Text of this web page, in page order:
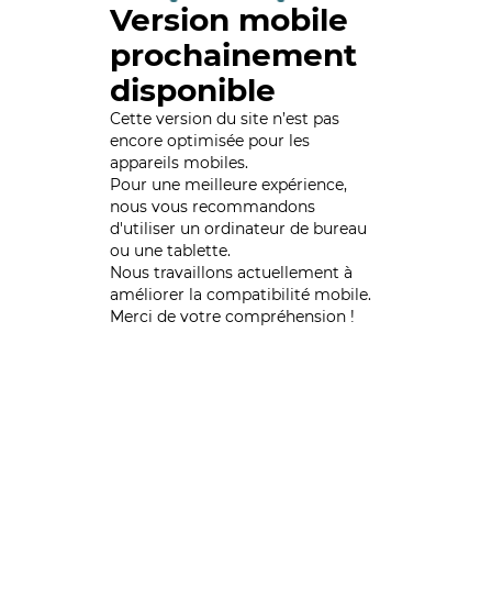
Version mobile
prochainement
disponible
Cette version du site n’est pas
encore optimisée pour les
appareils mobiles.
Pour une meilleure expérience,
nous vous recommandons
d'utiliser un ordinateur de bureau
ou une tablette.
Nous travaillons actuellement à
améliorer la compatibilité mobile.
Merci de votre compréhension !